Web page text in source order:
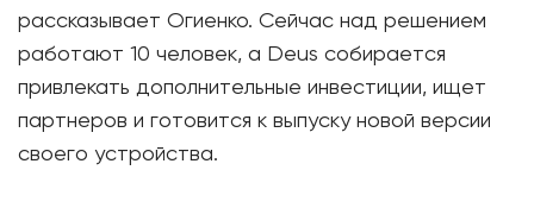
рассказывает Огиенко. Сейчас над решением
работают 10 человек, а Deus собирается
привлекать дополнительные инвестиции, ищет
партнеров и готовится к выпуску новой версии
своего устройства.